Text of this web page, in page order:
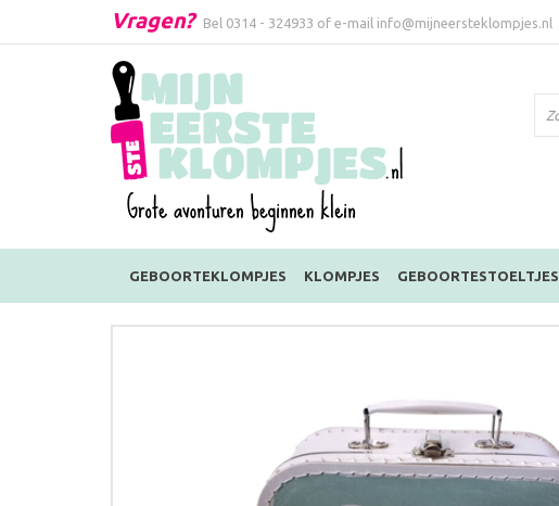
Vragen? Bel 0314 - 324933 of e-mail info@mijneersteklompjes.nl
GEBOORTEKLOMPJES KLOMPJES GEBOORTESTOELTJES